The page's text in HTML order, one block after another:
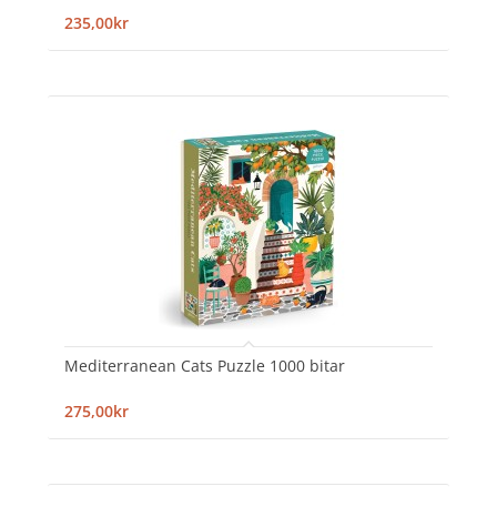
235,00kr
Mediterranean Cats Puzzle 1000 bitar
275,00kr